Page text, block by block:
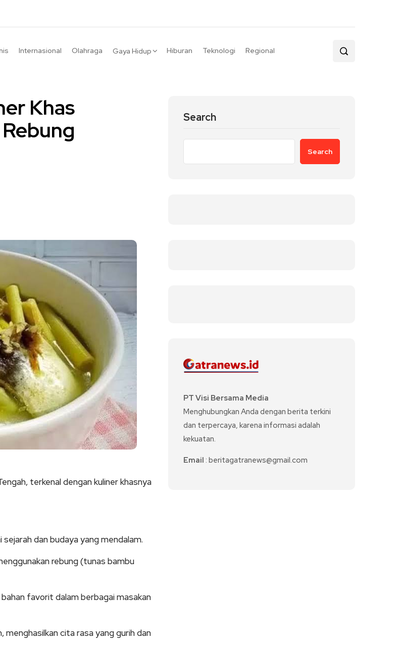
Internasional Olahraga Gaya Hidup Hiburan Teknologi Regional
Khas
terkenal dengan kuliner khasnya
dan budaya yang mendalam.
rebung (tunas bambu
favorit dalam berbagai masakan
menghasilkan cita rasa yang gurih dan
Search
Search
PT Visi Bersama Media
Menghubungkan Anda dengan berita terkini
dan terpercaya, karena informasi adalah
kekuatan.
Email : beritagatranews@gmail.com